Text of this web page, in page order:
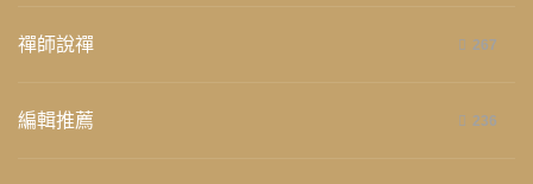
禪師說禪 267
編輯推薦 236